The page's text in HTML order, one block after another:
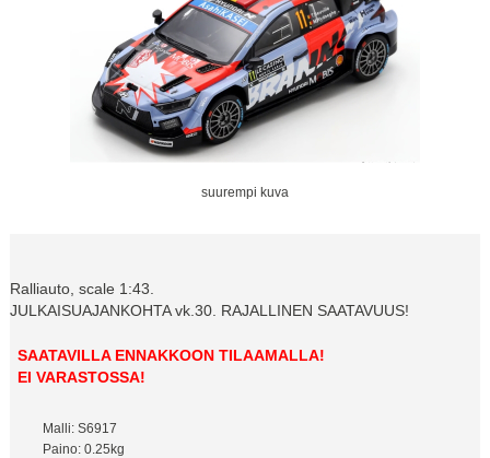
suurempi kuva
Ralliauto, scale 1:43.
JULKAISUAJANKOHTA vk.30. RAJALLINEN SAATAVUUS!
SAATAVILLA ENNAKKOON TILAAMALLA!
EI VARASTOSSA!
Malli: S6917
Paino: 0.25kg